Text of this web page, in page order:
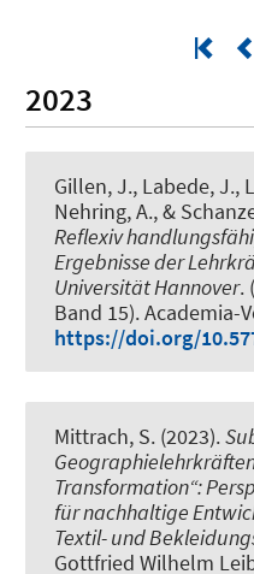
2023
Gillen, J., Labede, J.,
Nehring, A., &
Reflexiv
Ergebnisse der
Universität Hannover.
Band 15). Academia-
https://doi.org/
Mittrach, S. (2023).
Transformation“:
für nachhaltige
Textil- und
Gottfried Wilhelm